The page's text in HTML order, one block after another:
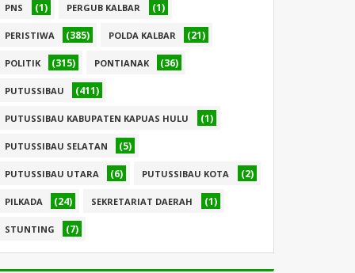
PNS (1) PERGUB KALBAR (1)
PERISTIWA (385) POLDA KALBAR (21)
POLITIK (315) PONTIANAK (36)
PUTUSSIBAU (411)
PUTUSSIBAU KABUPATEN KAPUAS HULU (1)
PUTUSSIBAU SELATAN (5)
PUTUSSIBAU UTARA (6) PUTUSSIBAU KOTA (2)
PILKADA (24) SEKRETARIAT DAERAH (1)
STUNTING (7)